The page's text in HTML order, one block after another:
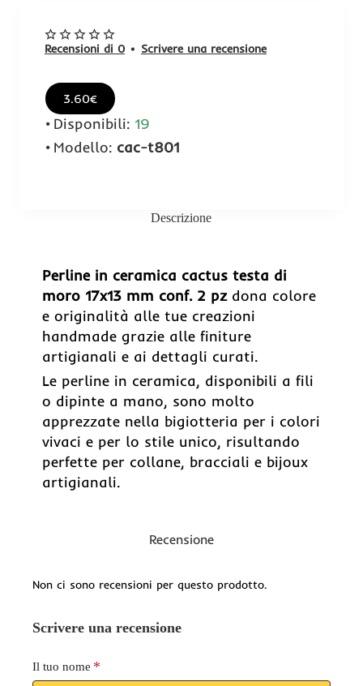
Recensioni di 0 • Scrivere una recensione
3.60€
Disponibili: 19
Modello: cac-t801
Descrizione
Perline in ceramica cactus testa di
moro 17x13 mm conf. 2 pzdona colore
e originalità alle tue creazioni
handmade grazie alle finiture
artigianali e ai dettagli curati.
Le perline in ceramica, disponibili a fili
o dipinte a mano, sono molto
apprezzate nella bigiotteria per i colori
vivaci e per lo stile unico, risultando
perfette per collane, bracciali e bijoux
artigianali.
Recensione
Non ci sono recensioni per questo prodotto.
Scrivere una recensione
Il tuo nome